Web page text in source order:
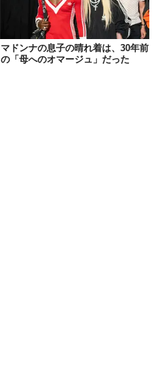
マドンナの息子の晴れ着は、30年前
の「母へのオマージュ」だった